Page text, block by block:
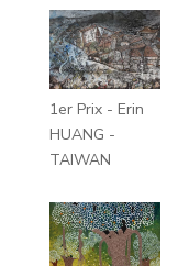
1er Prix - Erin
HUANG -
TAIWAN